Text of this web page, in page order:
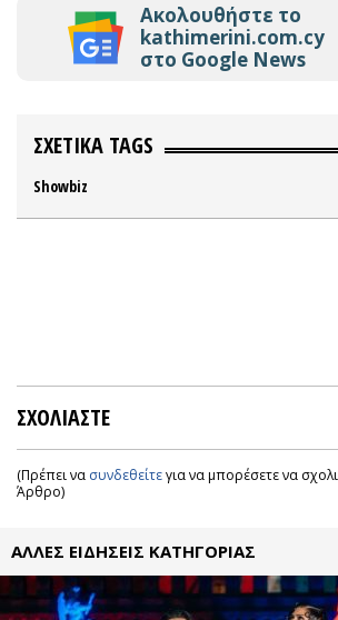
Ακολουθήστε το
kathimerini.com.cy
στο Google News
ΣΧΕΤΙΚΑ TAGS
Showbiz
ΣΧΟΛΙΑΣΤΕ
(Πρέπει να συνδεθείτεγια να μπορέσετε να
Άρθρο)
ΑΛΛΕΣ ΕΙΔΗΣΕΙΣ ΚΑΤΗΓΟΡΙΑΣ